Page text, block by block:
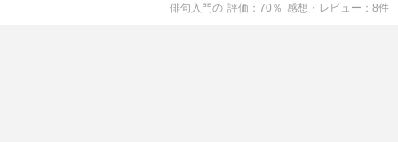
俳句入門の 評価 70 ％ 感想・レビュー 8件